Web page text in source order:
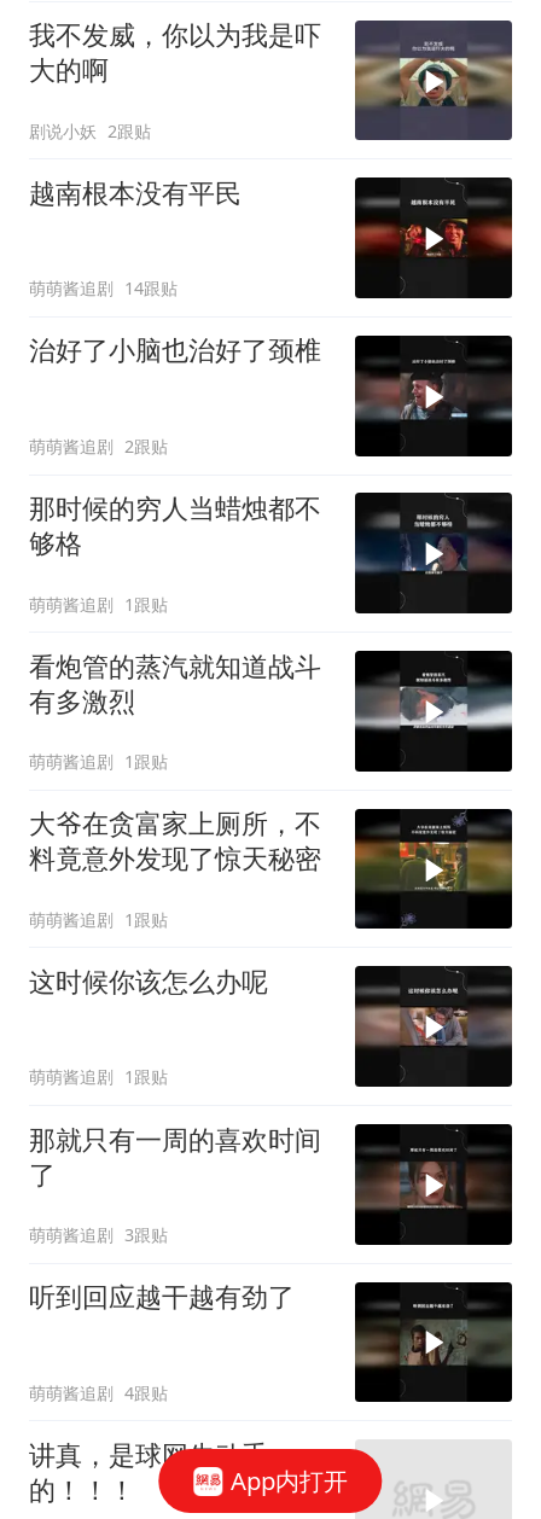
我不发威，你以为我是吓
大的啊
剧说小妖 2跟贴
越南根本没有平民
萌萌酱追剧 14跟贴
治好了小脑也治好了颈椎
萌萌酱追剧 2跟贴
那时候的穷人当蜡烛都不
够格
萌萌酱追剧 1跟贴
看炮管的蒸汽就知道战斗
有多激烈
萌萌酱追剧 1跟贴
大爷在贪富家上厕所，不
料竟意外发现了惊天秘密
萌萌酱追剧 1跟贴
这时候你该怎么办呢
萌萌酱追剧 1跟贴
那就只有一周的喜欢时间
了
萌萌酱追剧 3跟贴
听到回应越干越有劲了
萌萌酱追剧 4跟贴
讲真，是球网先动手
的！！！
App内打开